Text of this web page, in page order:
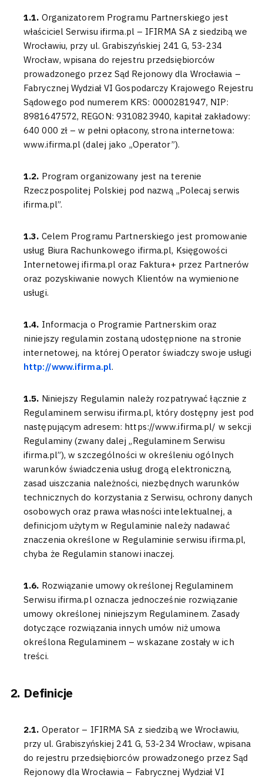
1.1. Organizatorem Programu Partnerskiego jest
właściciel Serwisu ifirma.pl – IFIRMA SA z siedzibą we
Wrocławiu, przy ul. Grabiszyńskiej 241 G, 53-234
Wrocław, wpisana do rejestru przedsiębiorców
prowadzonego przez Sąd Rejonowy dla Wrocławia –
Fabrycznej Wydział VI Gospodarczy Krajowego Rejestru
Sądowego pod numerem KRS: 0000281947, NIP:
8981647572, REGON: 9310823940, kapitał zakładowy:
640 000 zł – w pełni opłacony, strona internetowa:
www.ifirma.pl (dalej jako „Operator”).
1.2. Program organizowany jest na terenie
Rzeczpospolitej Polskiej pod nazwą „Polecaj serwis
ifirma.pl”.
1.3. Celem Programu Partnerskiego jest promowanie
usług Biura Rachunkowego ifirma.pl, Księgowości
Internetowej ifirma.pl oraz Faktura+ przez Partnerów
oraz pozyskiwanie nowych Klientów na wymienione
usługi.
1.4. Informacja o Programie Partnerskim oraz
niniejszy regulamin zostaną udostępnione na stronie
internetowej, na której Operator świadczy swoje usługi
http://www.ifirma.pl.
1.5. Niniejszy Regulamin należy rozpatrywać łącznie z
Regulaminem serwisu ifirma.pl, który dostępny jest pod
następującym adresem: https://www.ifirma.pl/ w sekcji
Regulaminy (zwany dalej „Regulaminem Serwisu
ifirma.pl”), w szczególności w określeniu ogólnych
warunków świadczenia usług drogą elektroniczną,
zasad uiszczania należności, niezbędnych warunków
technicznych do korzystania z Serwisu, ochrony danych
osobowych oraz prawa własności intelektualnej, a
definicjom użytym w Regulaminie należy nadawać
znaczenia określone w Regulaminie serwisu ifirma.pl,
chyba że Regulamin stanowi inaczej.
1.6. Rozwiązanie umowy określonej Regulaminem
Serwisu ifirma.pl oznacza jednocześnie rozwiązanie
umowy określonej niniejszym Regulaminem. Zasady
dotyczące rozwiązania innych umów niż umowa
określona Regulaminem – wskazane zostały w ich
treści.
Definicje
2.1. Operator – IFIRMA SA z siedzibą we Wrocławiu,
przy ul. Grabiszyńskiej 241 G, 53-234 Wrocław, wpisana
do rejestru przedsiębiorców prowadzonego przez Sąd
Rejonowy dla Wrocławia – Fabrycznej Wydział VI